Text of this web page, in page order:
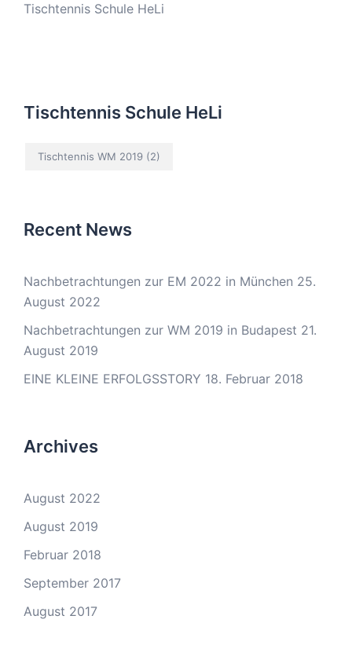
Tischtennis Schule HeLi
Tischtennis Schule HeLi
Tischtennis WM 2019 (2)
Recent News
Nachbetrachtungen zur EM 2022 in München 25.
August 2022
Nachbetrachtungen zur WM 2019 in Budapest 21.
August 2019
EINE KLEINE ERFOLGSSTORY 18. Februar 2018
Archives
August 2022
August 2019
Februar 2018
September 2017
August 2017